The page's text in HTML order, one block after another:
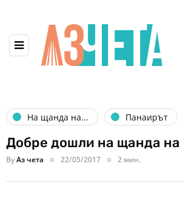
На щанда на... Панаирът
Добре дошли на щанда на
ByАз чета 22/05/2017 2 мин.